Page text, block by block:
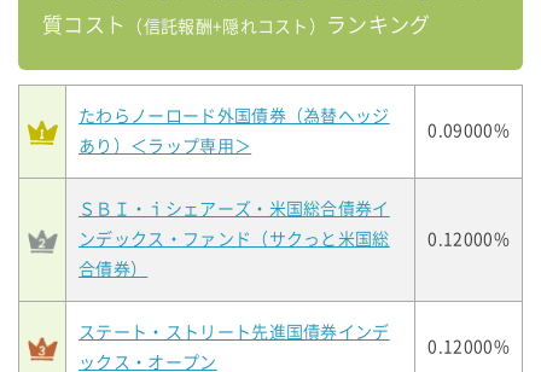
質コスト
（信託報酬+隠れコスト） ランキング
たわらノーロード外国債券（為替ヘッジ
あり）＜ラップ専用＞
0.09000%
ＳＢＩ・ｉシェアーズ・米国総合債券イ
ンデックス・ファンド（サクっと米国総
合債券）
0.12000%
ステート・ストリート先進国債券インデ
ックス・オープン
0.12000%